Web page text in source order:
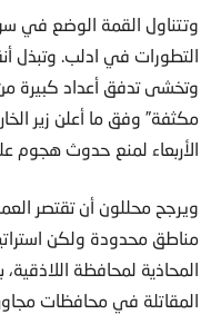
وتتناول القمة الوضع في
التطورات في ادلب. وتبذل
وتخشى تدفق أعداد كبيرة من
مكثفة” وفق ما أعلن زير
الأربعاء لمنع حدوث هجوم
ويرجح محللون أن تقتصر
مناطق محدودة ولكن
المحاذية لمحافظة
المقاتلة في محافظات